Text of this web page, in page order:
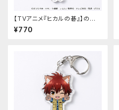
【TVアニメ『ヒカルの碁』】のび
猫アクリルキーホルダー（筒井
公宏）
¥770